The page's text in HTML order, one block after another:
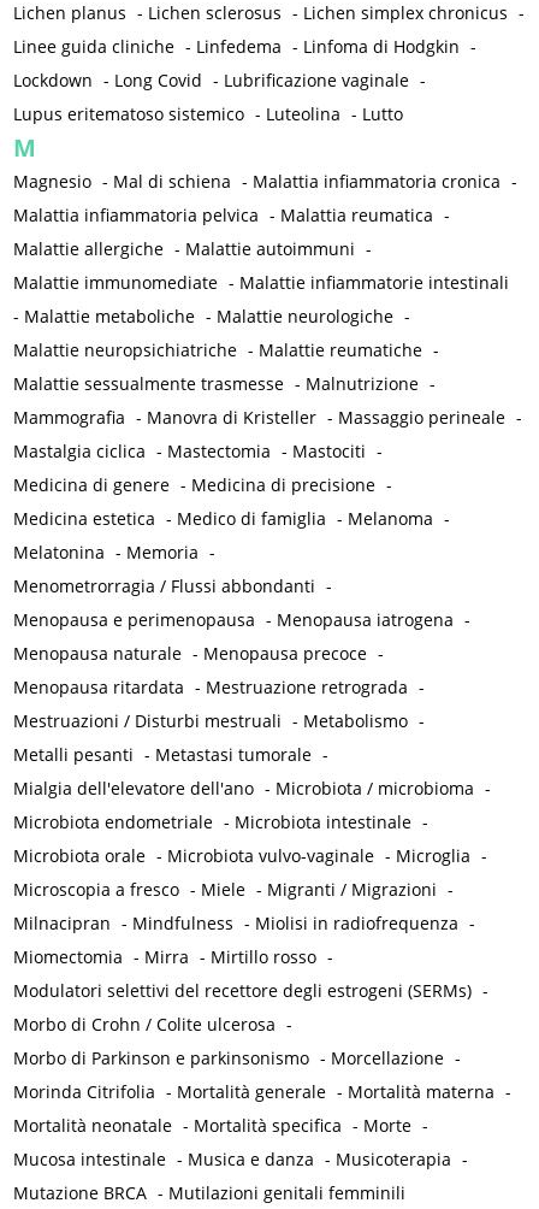
Lichen planus - Lichen sclerosus - Lichen simplex chronicus -
Linee guida cliniche - Linfedema - Linfoma di Hodgkin -
Lockdown - Long Covid - Lubrificazione vaginale -
Lupus eritematoso sistemico - Luteolina - Lutto
M
Magnesio - Mal di schiena - Malattia infiammatoria cronica -
Malattia infiammatoria pelvica - Malattia reumatica -
Malattie allergiche - Malattie autoimmuni -
Malattie immunomediate - Malattie infiammatorie intestinali
- Malattie metaboliche - Malattie neurologiche -
Malattie neuropsichiatriche - Malattie reumatiche -
Malattie sessualmente trasmesse - Malnutrizione -
Mammografia - Manovra di Kristeller - Massaggio perineale -
Mastalgia ciclica - Mastectomia - Mastociti -
Medicina di genere - Medicina di precisione -
Medicina estetica - Medico di famiglia - Melanoma -
Melatonina - Memoria -
Menometrorragia / Flussi abbondanti -
Menopausa e perimenopausa - Menopausa iatrogena -
Menopausa naturale - Menopausa precoce -
Menopausa ritardata - Mestruazione retrograda -
Mestruazioni / Disturbi mestruali - Metabolismo -
Metalli pesanti - Metastasi tumorale -
Mialgia dell'elevatore dell'ano - Microbiota / microbioma -
Microbiota endometriale - Microbiota intestinale -
Microbiota orale - Microbiota vulvo-vaginale - Microglia -
Microscopia a fresco - Miele - Migranti / Migrazioni -
Milnacipran - Mindfulness - Miolisi in radiofrequenza -
Miomectomia - Mirra - Mirtillo rosso -
Modulatori selettivi del recettore degli estrogeni (SERMs) -
Morbo di Crohn / Colite ulcerosa -
Morbo di Parkinson e parkinsonismo - Morcellazione -
Morinda Citrifolia - Mortalità generale - Mortalità materna -
Mortalità neonatale - Mortalità specifica - Morte -
Mucosa intestinale - Musica e danza - Musicoterapia -
Mutazione BRCA - Mutilazioni genitali femminili